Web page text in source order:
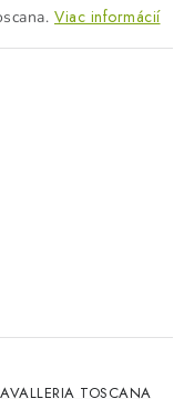
nám
Viac informácií
TOSCANA